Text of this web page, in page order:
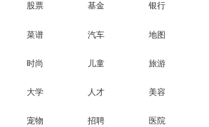
股票 基金 银行
菜谱 汽车 地图
时尚 儿童 旅游
大学 人才 美容
宠物 招聘 医院